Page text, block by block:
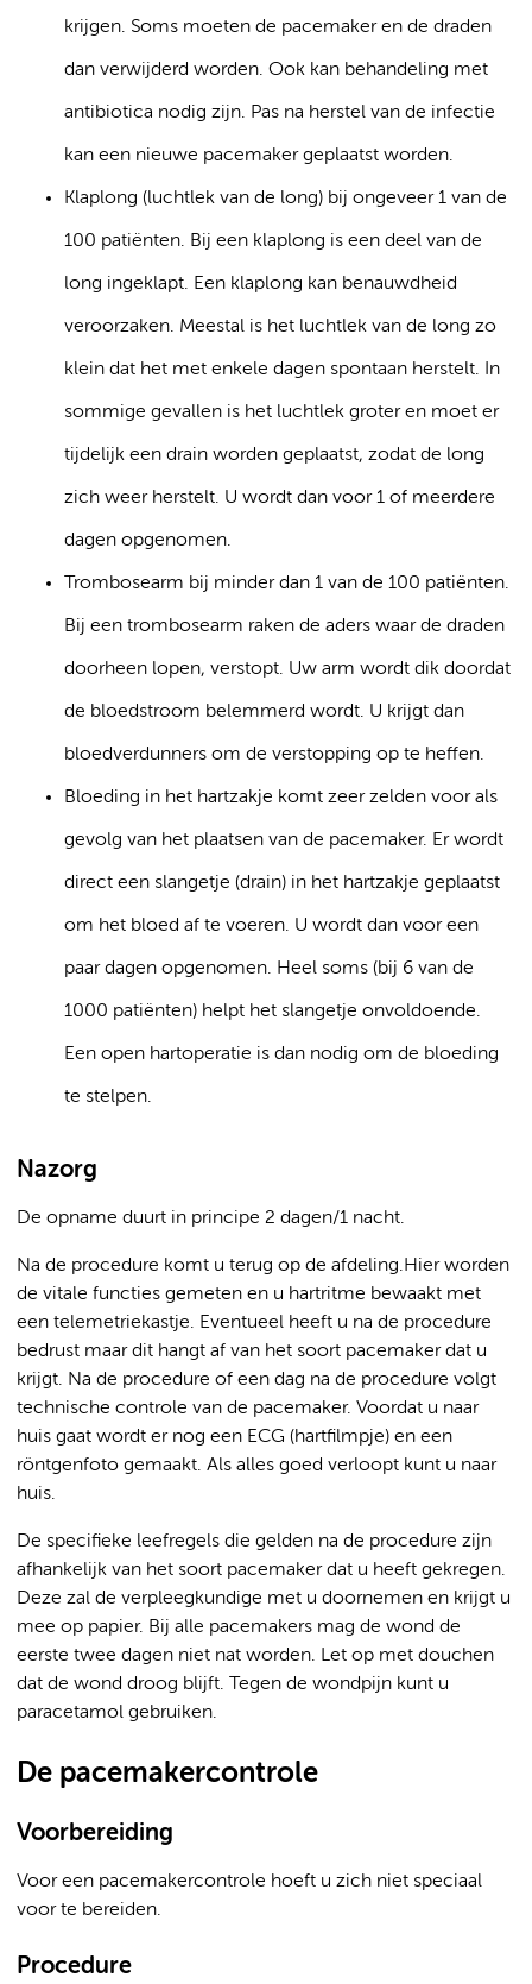
krijgen. Soms moeten de pacemaker en de draden
dan verwijderd worden. Ook kan behandeling met
antibiotica nodig zijn. Pas na herstel van de infectie
kan een nieuwe pacemaker geplaatst worden.
Klaplong (luchtlek van de long) bij ongeveer 1 van de
100 patiënten. Bij een klaplong is een deel van de
long ingeklapt. Een klaplong kan benauwdheid
veroorzaken. Meestal is het luchtlek van de long zo
klein dat het met enkele dagen spontaan herstelt. In
sommige gevallen is het luchtlek groter en moet er
tijdelijk een drain worden geplaatst, zodat de long
zich weer herstelt. U wordt dan voor 1 of meerdere
dagen opgenomen.
Trombosearm bij minder dan 1 van de 100 patiënten.
Bij een trombosearm raken de aders waar de draden
doorheen lopen, verstopt. Uw arm wordt dik doordat
de bloedstroom belemmerd wordt. U krijgt dan
bloedverdunners om de verstopping op te heffen.
Bloeding in het hartzakje komt zeer zelden voor als
gevolg van het plaatsen van de pacemaker. Er wordt
direct een slangetje (drain) in het hartzakje geplaatst
om het bloed af te voeren. U wordt dan voor een
paar dagen opgenomen. Heel soms (bij 6 van de
1000 patiënten) helpt het slangetje onvoldoende.
Een open hartoperatie is dan nodig om de bloeding
te stelpen.
Nazorg
De opname duurt in principe 2 dagen/1 nacht.
Na de procedure komt u terug op de afdeling.Hier worden
de vitale functies gemeten en u hartritme bewaakt met
een telemetriekastje. Eventueel heeft u na de procedure
bedrust maar dit hangt af van het soort pacemaker dat u
krijgt. Na de procedure of een dag na de procedure volgt
technische controle van de pacemaker. Voordat u naar
huis gaat wordt er nog een ECG (hartfilmpje) en een
röntgenfoto gemaakt. Als alles goed verloopt kunt u naar
huis.
De specifieke leefregels die gelden na de procedure zijn
afhankelijk van het soort pacemaker dat u heeft gekregen.
Deze zal de verpleegkundige met u doornemen en krijgt u
mee op papier. Bij alle pacemakers mag de wond de
eerste twee dagen niet nat worden. Let op met douchen
dat de wond droog blijft. Tegen de wondpijn kunt u
paracetamol gebruiken.
De pacemakercontrole
Voorbereiding
Voor een pacemakercontrole hoeft u zich niet speciaal
voor te bereiden.
Procedure